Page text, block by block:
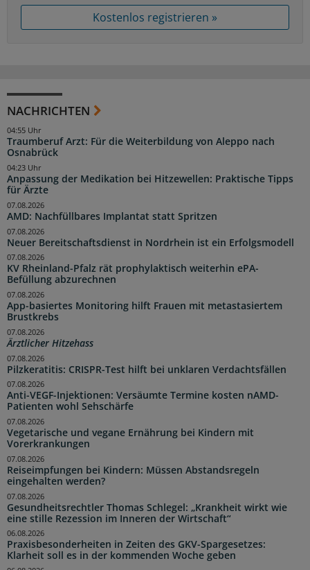
Kostenlos registrieren »
NACHRICHTEN
Traumberuf Arzt: Für die Weiterbildung von Aleppo nach
Osnabrück
04:55 Uhr
Anpassung der Medikation bei Hitzewellen: Praktische Tipps
für Ärzte
04:23 Uhr
AMD: Nachfüllbares Implantat statt Spritzen
07.08.2026
Neuer Bereitschaftsdienst in Nordrhein ist ein Erfolgsmodell
07.08.2026
KV Rheinland-Pfalz rät prophylaktisch weiterhin ePA-
Befüllung abzurechnen
07.08.2026
App-basiertes Monitoring hilft Frauen mit metastasiertem
Brustkrebs
07.08.2026
Ärztlicher Hitzehass
07.08.2026
Pilzkeratitis: CRISPR-Test hilft bei unklaren Verdachtsfällen
07.08.2026
Anti-VEGF-Injektionen: Versäumte Termine kosten nAMD-
Patienten wohl Sehschärfe
07.08.2026
Vegetarische und vegane Ernährung bei Kindern mit
Vorerkrankungen
07.08.2026
Reiseimpfungen bei Kindern: Müssen Abstandsregeln
eingehalten werden?
07.08.2026
Gesundheitsrechtler Thomas Schlegel: „Krankheit wirkt wie
eine stille Rezession im Inneren der Wirtschaft“
07.08.2026
Praxisbesonderheiten in Zeiten des GKV-Spargesetzes:
Klarheit soll es in der kommenden Woche geben
06.08.2026